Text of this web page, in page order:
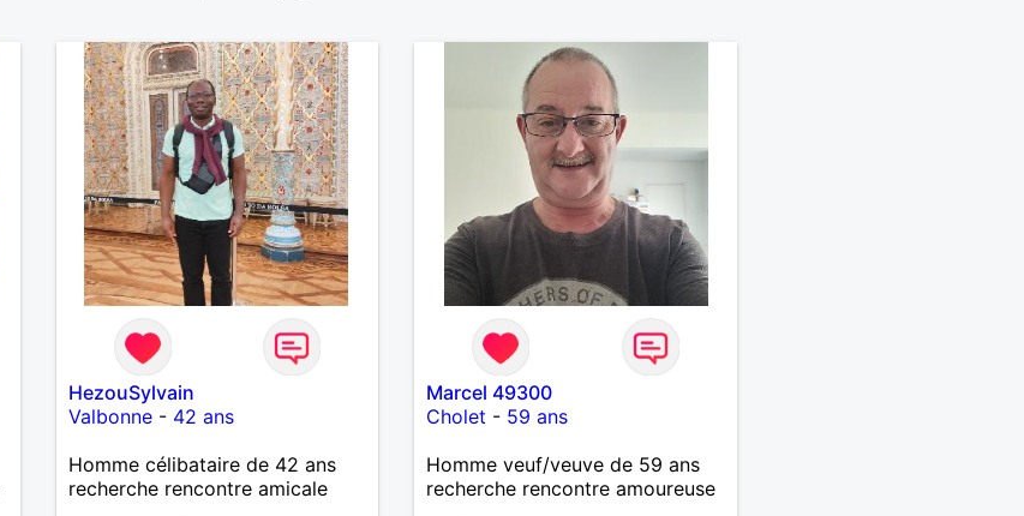
HezouSylvain
Valbonne- 42 ans
Homme célibataire de 42 ans
recherche rencontre amicale
Marcel 49300
Cholet - 59 ans
Homme veuf/veuve de 59 ans
recherche rencontre amoureuse